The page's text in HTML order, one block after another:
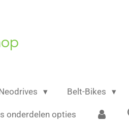
Belt-Bikes
onderdelen opties